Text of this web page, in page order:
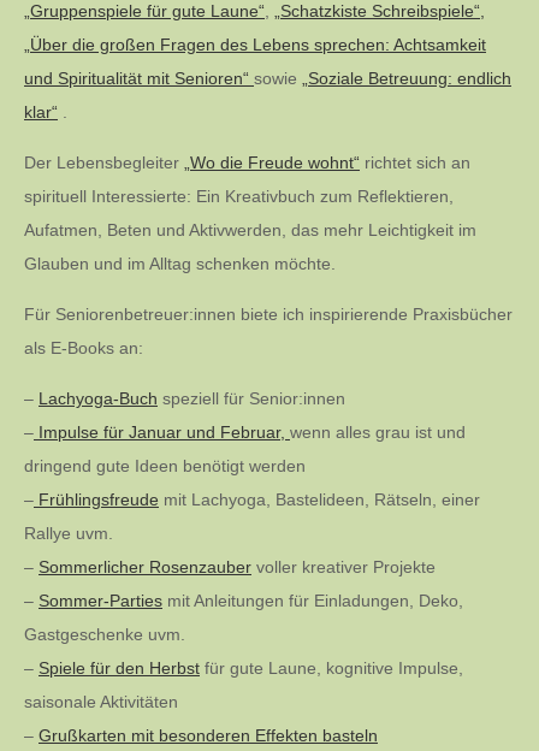
„Gruppenspiele für gute Laune“
„Schatzkiste Schreibspiele“,
„Über die großen Fragen des Lebens sprechen: Achtsamkeit
und Spiritualität mit Senioren“ sowie
„Soziale Betreuung: endlich
klar“
Der Lebensbegleiter „Wo die Freude wohnt“ richtet sich an
spirituell Interessierte: Ein Kreativbuch zum Reflektieren,
Aufatmen, Beten und Aktivwerden, das mehr Leichtigkeit im
Glauben und im Alltag schenken möchte.
Für Seniorenbetreuer:innen biete ich inspirierende Praxisbücher
als E-Books an:
– Lachyoga-Buch speziell für Senior:innen
– Impulse für Januar und Februar, wenn alles grau ist und
dringend gute Ideen benötigt werden
– Frühlingsfreude mit Lachyoga, Bastelideen, Rätseln, einer
Rallye uvm.
– Sommerlicher Rosenzauber voller kreativer Projekte
– Sommer-Parties mit Anleitungen für Einladungen, Deko,
Gastgeschenke uvm.
– Spiele für den Herbst für gute Laune, kognitive Impulse,
saisonale Aktivitäten
– Grußkarten mit besonderen Effekten basteln